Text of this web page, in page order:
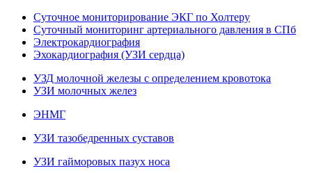
Суточное мониторирование ЭКГ по Холтеру
Суточный мониторинг артериального давления в СПб
Электрокардиография
Эхокардиография (УЗИ сердца)
УЗД молочной железы с определением кровотока
УЗИ молочных желез
ЭНМГ
УЗИ тазобедренных суставов
УЗИ гайморовых пазух носа